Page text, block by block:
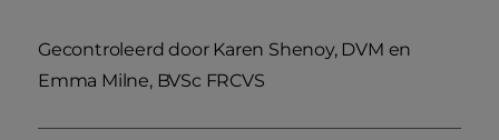
Gecontroleerd door Karen Shenoy, DVM en
Emma Milne, BVSc FRCVS